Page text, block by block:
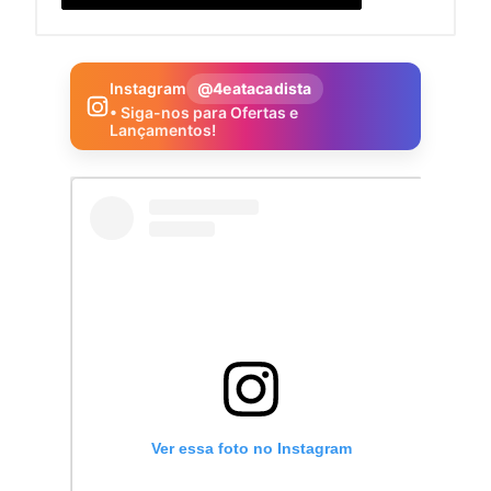
Instagram
@4eatacadista
• Siga-nos para Ofertas e
Lançamentos!
Ver essa foto no Instagram